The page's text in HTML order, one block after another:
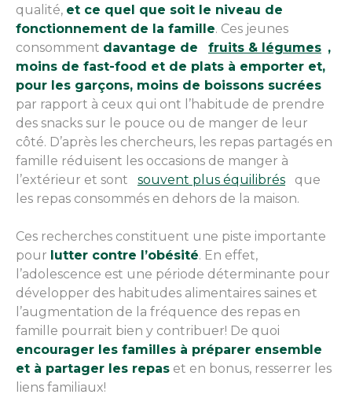
qualité, et ce quel que soit le niveau de
fonctionnement de la famille. Ces jeunes
consomment davantage de fruits & légumes ,
moins de fast-food et de plats à emporter et,
pour les garçons, moins de boissons sucrées
par rapport à ceux qui ont l’habitude de prendre
des snacks sur le pouce ou de manger de leur
côté. D’après les chercheurs, les repas partagés en
famille réduisent les occasions de manger à
l’extérieur et sont
souvent plus équilibrés
que
les repas consommés en dehors de la maison.
Ces recherches constituent une piste importante
pour lutter contre l’obésité. En effet,
l’adolescence est une période déterminante pour
développer des habitudes alimentaires saines et
l’augmentation de la fréquence des repas en
famille pourrait bien y contribuer! De quoi
encourager les familles à préparer ensemble
et à partager les repas et en bonus, resserrer les
liens familiaux!